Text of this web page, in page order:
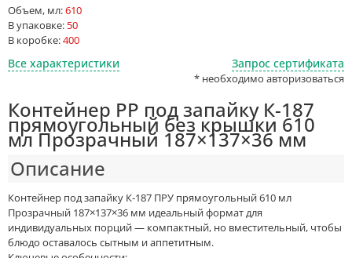
Объем, мл:610
В упаковке: 50
В коробке:400
Все характеристики Запрос сертификата
* необходимо авторизоваться
Контейнер PP под запайку К-187
прямоугольный без крышки 610
мл Прозрачный 187×137×36 мм
Описание
Контейнер под запайку К-187 ПРУ прямоугольный 610 мл
Прозрачный 187×137×36 мм идеальный формат для
индивидуальных порций — компактный, но вместительный, чтобы
блюдо оставалось сытным и аппетитным.